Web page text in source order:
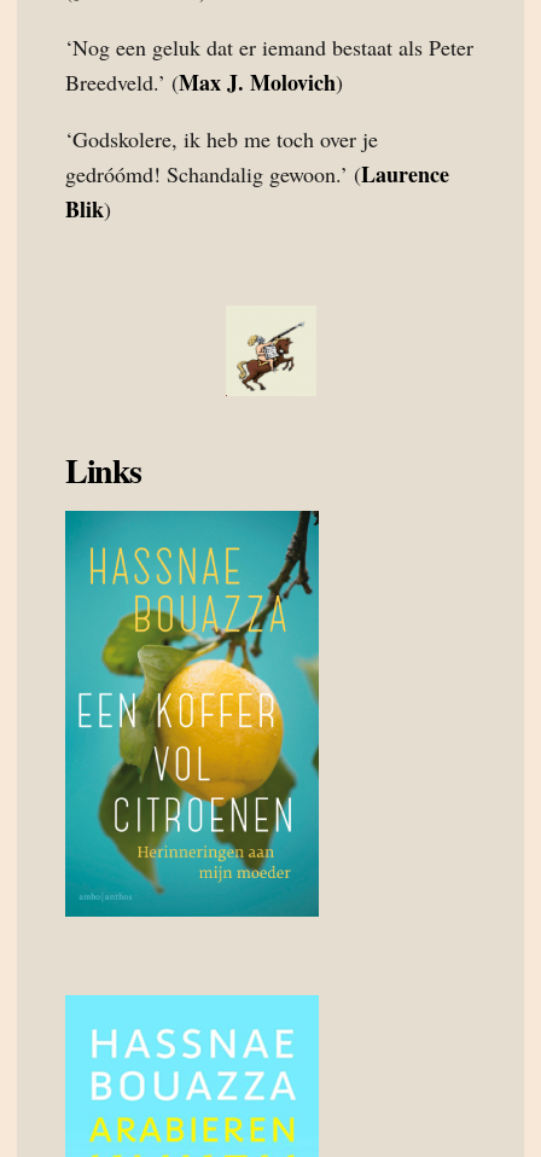
‘Nog een geluk dat er iemand bestaat als Peter
Breedveld.’ (Max J. Molovich)
‘Godskolere, ik heb me toch over je
gedróómd! Schandalig gewoon.’ (Laurence
Blik)
Links